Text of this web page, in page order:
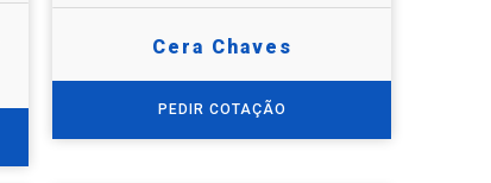
Cera Chaves
PEDIR COTAÇÃO